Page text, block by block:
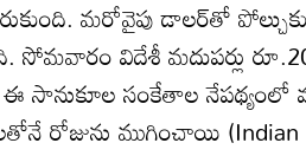
మరోవైపు డాలర్‌తో
సోమవారం విదేశీ మదుపర్లు
సానుకూల సంకేతాల నేపథ్యంలో
రోజును ముగించాయి (Indian